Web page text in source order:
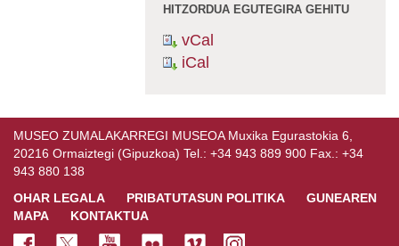
HITZORDUA EGUTEGIRA GEHITU
vCal
iCal
MUSEO ZUMALAKARREGI MUSEOA Muxika Egurastokia 6,
20216 Ormaiztegi (Gipuzkoa) Tel.: +34 943 889 900 Fax.: +34
943 880 138
OHAR LEGALA
PRIBATUTASUN POLITIKA
GUNEAREN
MAPA
KONTAKTUA